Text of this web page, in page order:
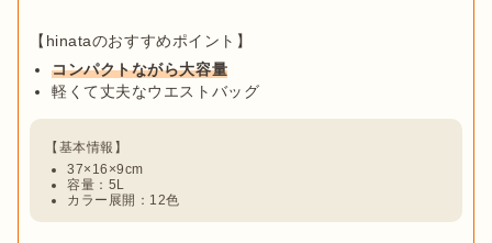
コンパクトながら大容量
軽くて丈夫なウエストバッグ
37×16×9cm
容量：5L
カラー展開：12色